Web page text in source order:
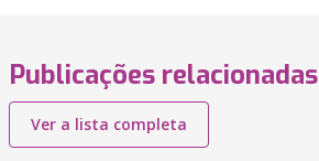
Publicações relacionadas
Ver a lista completa